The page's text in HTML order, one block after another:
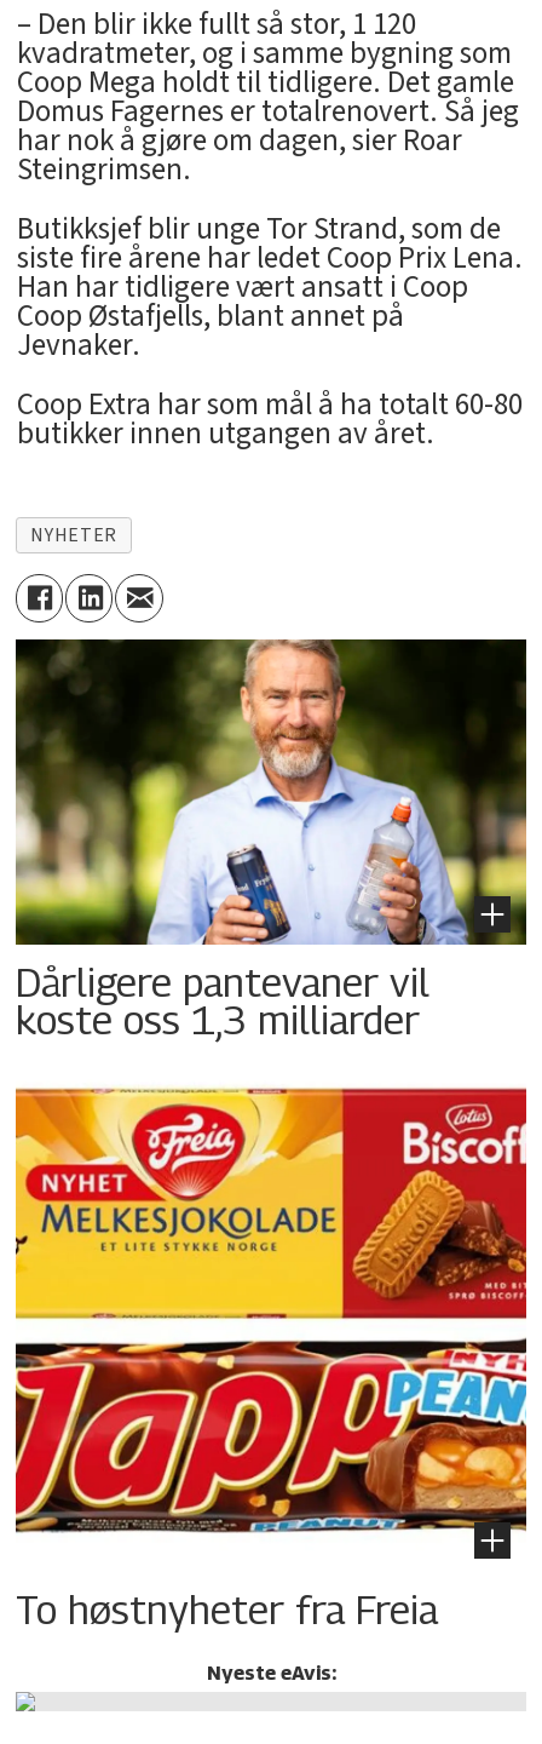
– Den blir ikke fullt så stor, 1 120
kvadratmeter, og i samme bygning som
Coop Mega holdt til tidligere. Det gamle
Domus Fagernes er totalrenovert. Så jeg
har nok å gjøre om dagen, sier Roar
Steingrimsen.
Butikksjef blir unge Tor Strand, som de
siste fire årene har ledet Coop Prix Lena.
Han har tidligere vært ansatt i Coop
Coop Østafjells, blant annet på
Jevnaker.
Coop Extra har som mål å ha totalt 60-80
butikker innen utgangen av året.
NYHETER
Dårligere pantevaner vil
koste oss 1,3 milliarder
To høstnyheter fra Freia
Nyeste eAvis: